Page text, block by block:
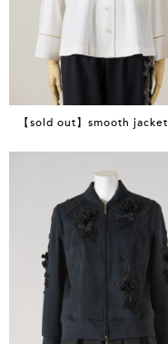
【sold out】smooth jacket